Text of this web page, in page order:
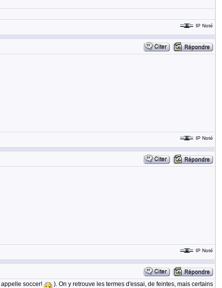
IP Noté
IP Noté
IP Noté
soccer!
). On y retrouve les termes d'essai, de feintes, mais certains